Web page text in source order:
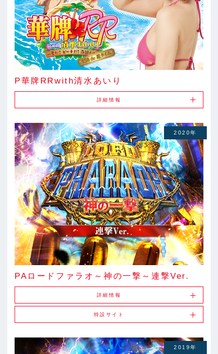
P華牌RRwith清水あいり
詳細情報
PAロードファラオ～神の一撃～連撃Ver.
2020年
詳細情報
特設サイト
2019年